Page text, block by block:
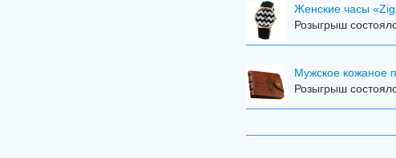
Женские часы
Розыгрыш
Мужское кожаное
Розыгрыш